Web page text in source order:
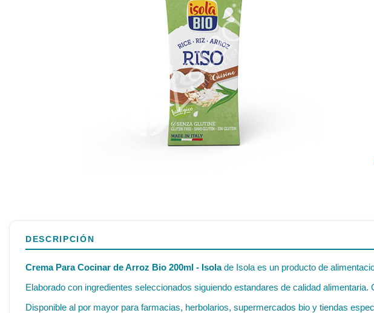
DESCRIPCIÓN
Crema Para Cocinar de Arroz Bio 200ml - Isolade Isola es un producto de
Elaborado con ingredientes seleccionados siguiendo estandares de calidad
Disponible al por mayor para farmacias, herbolarios, supermercados bio y tiendas